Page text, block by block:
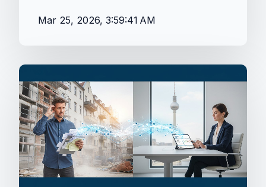
Mar 25, 2026, 3:59:41 AM